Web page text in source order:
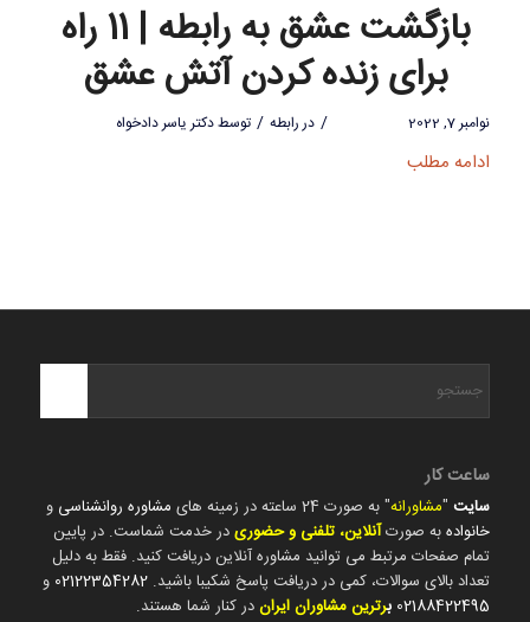
بازگشت عشق به رابطه | 11 راه
برای زنده کردن آتش عشق
نوامبر 7, 2022 / دررابطه / توسطدکتر یاسر دادخواه
ادامه مطلب
ساعت کار
سایت"مشاورانه" به صورت 24 ساعته در زمینه های مشاوره روانشناسی و
خانوادهبه صورتآنلاین، تلفنی و حضوریدر خدمت شماست. در پایین
تمام صفحات مرتبط می توانید مشاوره آنلاین دریافت کنید. فقط به دلیل
تعداد بالای سوالات، کمی در دریافت پاسخ شکیبا باشید. 02122354282 و
02188422495 برترین مشاوران ایراندر کنار شما هستند.